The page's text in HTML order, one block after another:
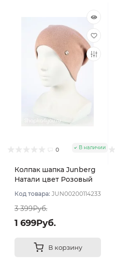
0 В наличии
Колпак шапка Junberg
Натали цвет Розовый
Код товара: JUN00200114233
3 399Руб.
1 699Руб.
В корзину